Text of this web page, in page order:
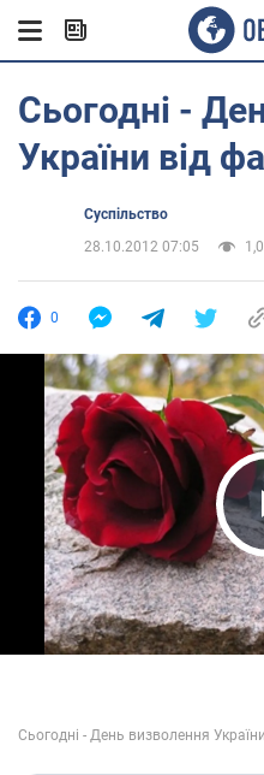
Сьогодні -
України від
Суспільство
28.10.2012 07:05
0